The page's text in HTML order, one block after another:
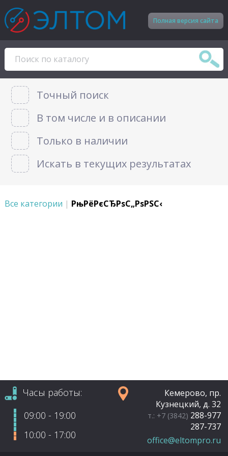
Полная версия сайта
Точный поиск
В том числе и в описании
Только в наличии
Искать в текущих результатах
Все категории | РњРёРєСЂРѕС„РѕРЅС‹
Часы работы:
09:00 - 19:00
10:00 - 17:00
Кемерово, пр.
Кузнецкий, д. 32
т.: +7 (3842) 288-977
287-737
office@eltompro.ru